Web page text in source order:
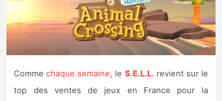
Nintendo Direct
Tests et previews
Tests d’accessoires
Commechaque semaine, le S.E.L.L. revient sur le
top des ventes de jeux en France pour la